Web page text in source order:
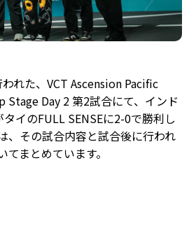
れた、VCT Ascension Pacific
Stage Day 2 第2試合にて、インド
イのFULL SENSEに2-0で勝利し
、その試合内容と試合後に行われ
まとめています。